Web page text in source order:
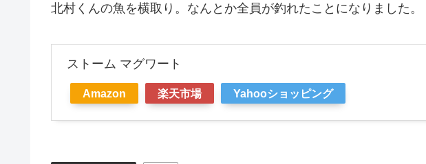
北村くんの魚を横取り。なんとか全員が釣れたことになりました。
ストーム マグワート
Amazon 楽天市場 Yahooショッピング